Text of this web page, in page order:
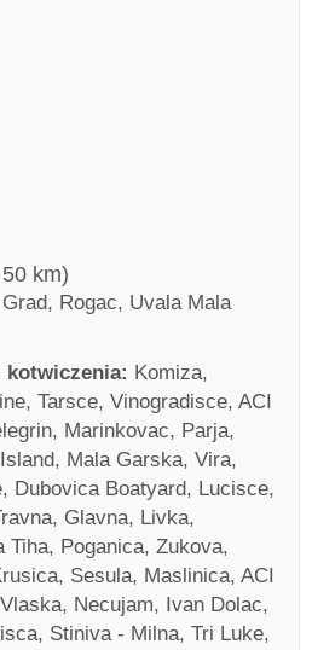
km)
Rogac, Uvala Mala
kotwiczenia: Komiza,
Tarsce, Vinogradisce, ACI
Marinkovac, Parja,
Mala Garska, Vira,
Dubovica Boatyard, Lucisce,
Glavna, Livka,
Tiha, Poganica, Zukova,
Sesula, Maslinica, ACI
Necujam, Ivan Dolac,
Stiniva - Milna, Tri Luke,